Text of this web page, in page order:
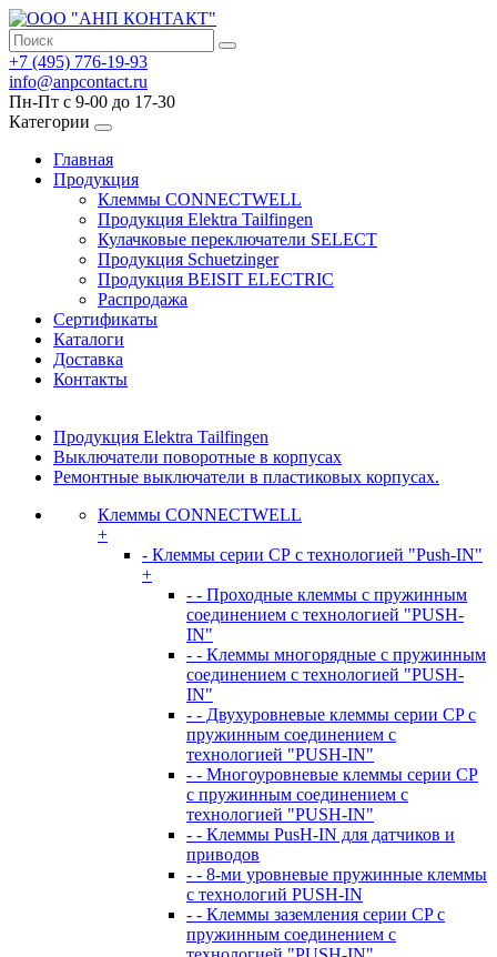
+7 (495) 776-19-93
info@anpcontact.ru
Пн-Пт с 9-00 до 17-30
Категории
Главная
Продукция
Клеммы CONNECTWELL
Продукция Elektra Tailfingen
Кулачковые переключатели SELECT
Продукция Schuetzinger
Продукция BEISIT ELECTRIC
Распродажа
Сертификаты
Каталоги
Доставка
Контакты
Продукция Elektra Tailfingen
Выключатели поворотные в корпусах
Ремонтные выключатели в пластиковых корпусах.
Клеммы CONNECTWELL
+
- Клеммы серии СР с технологией "Push-IN"
+
- - Проходные клеммы с пружинным
соединением с технологией "PUSH-
IN"
- - Клеммы многорядные с пружинным
соединением с технологией "PUSH-
IN"
- - Двухуровневые клеммы серии CP с
пружинным соединением с
технологией "PUSH-IN"
- - Многоуровневые клеммы серии CP
с пружинным соединением с
технологией "PUSH-IN"
- - Клеммы PusH-IN для датчиков и
приводов
- - 8-ми уровневые пружинные клеммы
с технологий PUSH-IN
- - Клеммы заземления серии CP с
пружинным соединением с